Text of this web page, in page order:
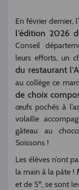
En février dernier,
l’édition 2026
Conseil
leurs efforts, un
du restaurant
au collège ce
de choix
œufs pochés à
volaille
gâteau au
Soissons !
Les élèves n’ont
la main à la pâte !
et de 5e, se sont